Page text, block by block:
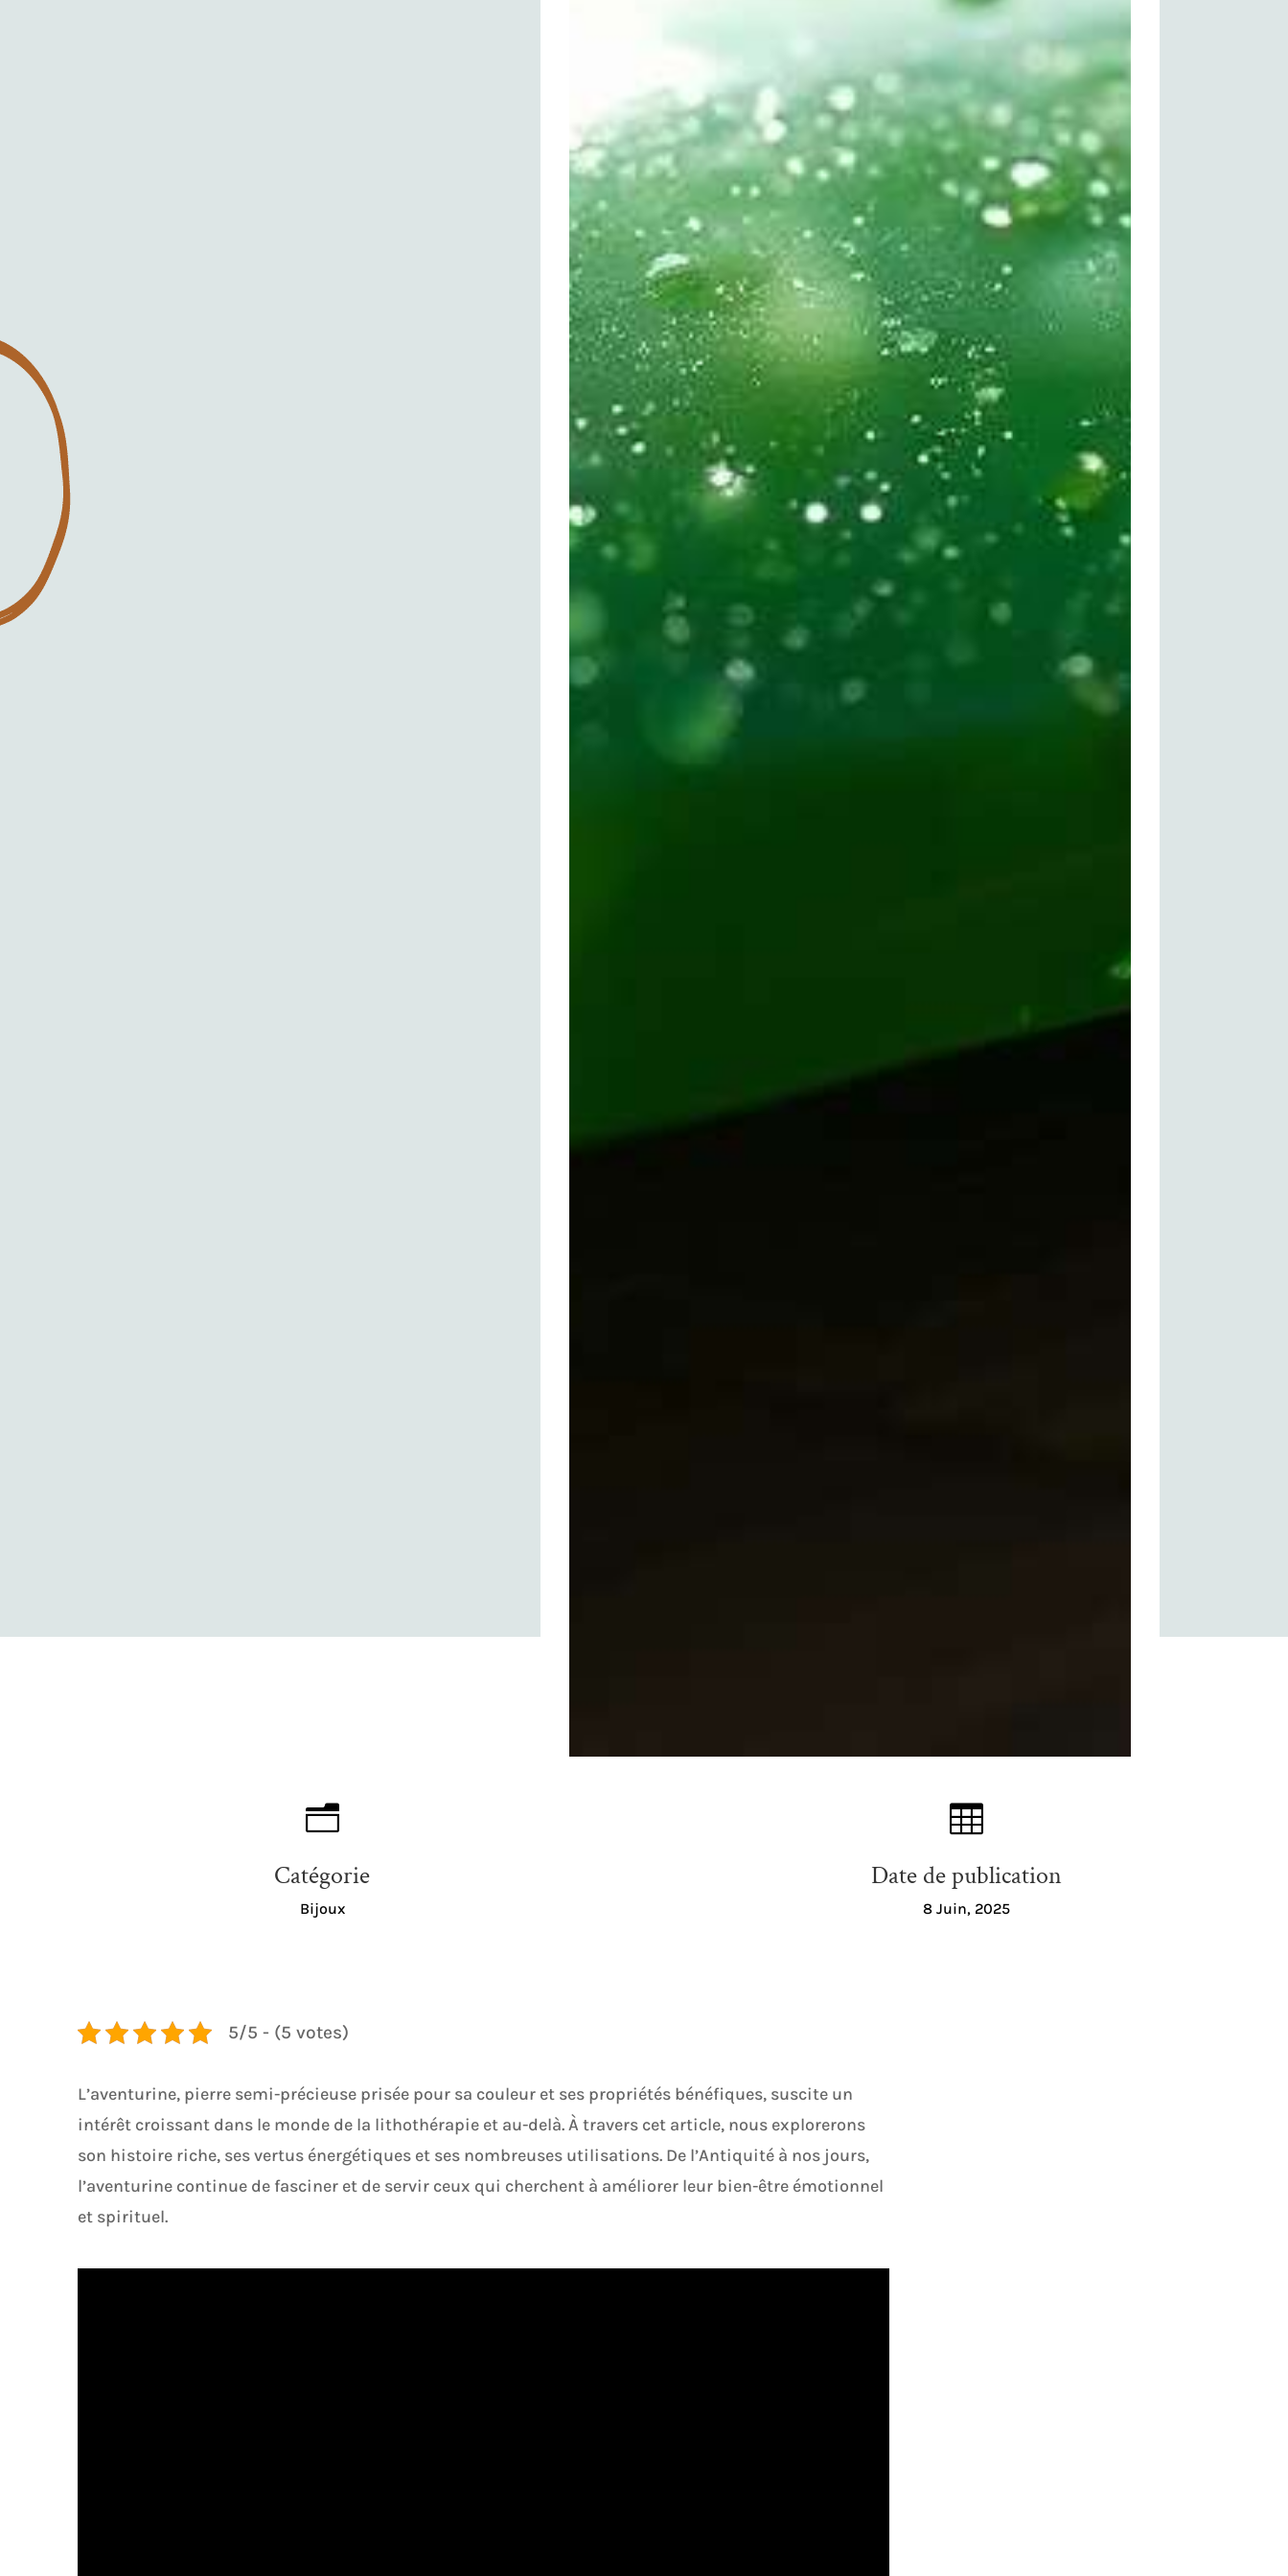
n
Catégorie
Bijoux

Date de publication
8 Juin, 2025
5/5 - (5 votes)
L’aventurine, pierre semi-précieuse prisée pour sa couleur et ses propriétés bénéfiques, suscite un
intérêt croissant dans le monde de la lithothérapie et au-delà. À travers cet article, nous explorerons
son histoire riche, ses vertus énergétiques et ses nombreuses utilisations. De l’Antiquité à nos jours,
l’aventurine continue de fasciner et de servir ceux qui cherchent à améliorer leur bien-être émotionnel
et spirituel.